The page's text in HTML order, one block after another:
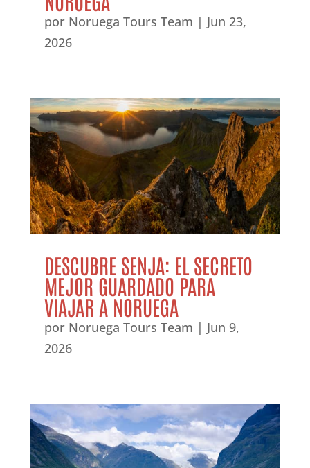
por Noruega Tours Team | Jun 23,
2026
DESCUBRE SENJA: EL SECRETO
MEJOR GUARDADO PARA
VIAJAR A NORUEGA
por Noruega Tours Team | Jun 9,
2026